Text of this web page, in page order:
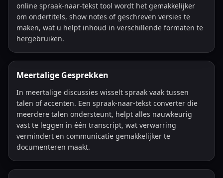
online spraak-naar-tekst tool wordt het gemakkelijker
om ondertitels, show notes of geschreven versies te
maken, wat u helpt inhoud in verschillende formaten te
hergebruiken.
Meertalige Gesprekken
In meertalige discussies wisselt spraak vaak tussen
talen of accenten. Een spraak-naar-tekst converter die
meerdere talen ondersteunt, helpt alles nauwkeurig
vast te leggen in één transcript, wat verwarring
vermindert en communicatie gemakkelijker te
documenteren maakt.